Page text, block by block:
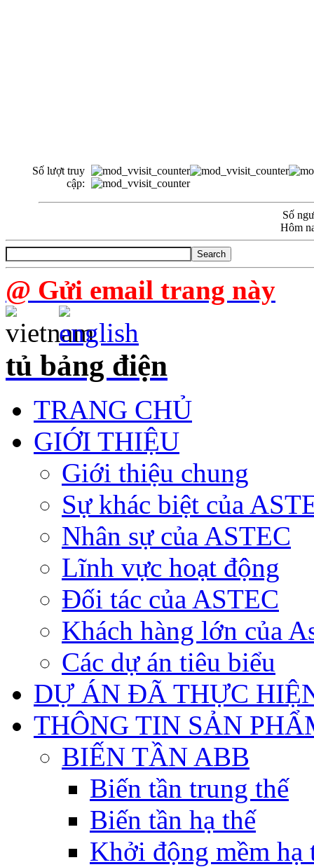
Số lượt truy
cập:
Số
Hôm
@ Gửi email trang này
tủ bảng điện
TRANG CHỦ
GIỚI THIỆU
Giới thiệu chung
Sự khác biệt của
Nhân sự của ASTEC
Lĩnh vực hoạt động
Đối tác của ASTEC
Khách hàng lớn của
Các dự án tiêu biểu
DỰ ÁN ĐÃ THỰC
THÔNG TIN SẢN
BIẾN TẦN ABB
Biến tần trung thế
Biến tần hạ thế
Khởi động mềm hạ